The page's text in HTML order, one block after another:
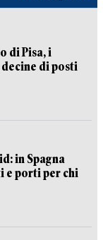
di Pisa, i
di posti
in Spagna
e porti per chi